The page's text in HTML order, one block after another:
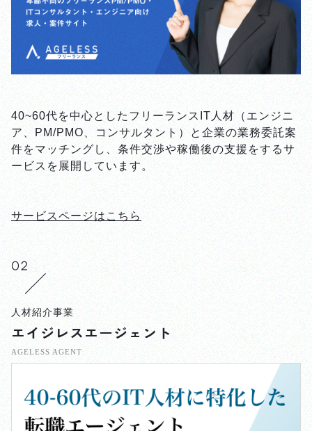
40~60代を中心としたフリーランスIT人材（エンジニ
ア、PM/PMO、コンサルタント）と企業の業務委託案
件をマッチングし、条件交渉や稼働後の支援をするサ
ービスを展開しています。
サービスページはこちら
人材紹介事業
エイジレスエージェント
AGELESS AGENT